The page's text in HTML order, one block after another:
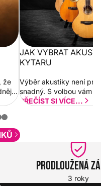
že
JAK VYBRAT
KYTARU
Výběr akustiky není pro
snadný. S volbou vám
PŘEČÍST SI VÍCE...
Prodloužená
3 roky